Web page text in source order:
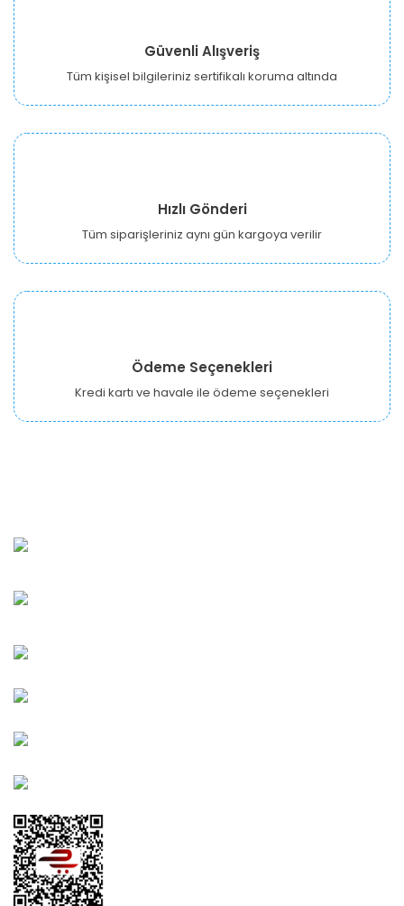
Güvenli Alışveriş
Tüm kişisel bilgileriniz sertifikalı koruma altında
Hızlı Gönderi
Tüm siparişleriniz aynı gün kargoya verilir
Ödeme Seçenekleri
Kredi kartı ve havale ile ödeme seçenekleri